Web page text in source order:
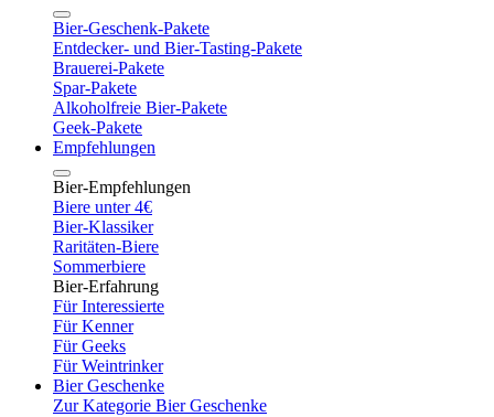
Bier-Geschenk-Pakete
Entdecker- und Bier-Tasting-Pakete
Brauerei-Pakete
Spar-Pakete
Alkoholfreie Bier-Pakete
Geek-Pakete
Empfehlungen
Bier-Empfehlungen
Biere unter 4€
Bier-Klassiker
Raritäten-Biere
Sommerbiere
Bier-Erfahrung
Für Interessierte
Für Kenner
Für Geeks
Für Weintrinker
Bier Geschenke
Zur Kategorie Bier Geschenke